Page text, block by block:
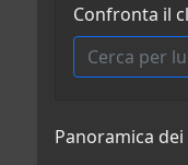
Confronta il
Panoramica